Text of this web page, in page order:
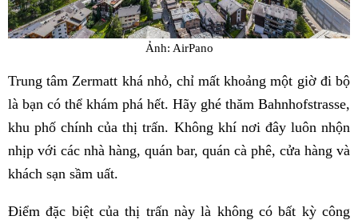
Ảnh: AirPano
Trung tâm Zermatt khá nhỏ, chỉ mất khoảng một giờ đi bộ
là bạn có thể khám phá hết. Hãy ghé thăm Bahnhofstrasse,
khu phố chính của thị trấn. Không khí nơi đây luôn nhộn
nhịp với các nhà hàng, quán bar, quán cà phê, cửa hàng và
khách sạn sầm uất.
Điểm đặc biệt của thị trấn này là không có bất kỳ công